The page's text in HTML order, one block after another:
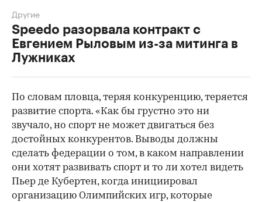
Speedo разорвала контракт с
Евгением Рыловым из-за митинга в
Лужниках
Другие
По словам пловца, теряя конкуренцию, теряется
развитие спорта. «Как бы грустно это ни
звучало, но спорт не может двигаться без
достойных конкурентов. Выводы должны
сделать федерации о том, в каком направлении
они хотят развивать спорт и то ли хотел видеть
Пьер де Кубертен, когда инициировал
организацию Олимпийских игр, которые